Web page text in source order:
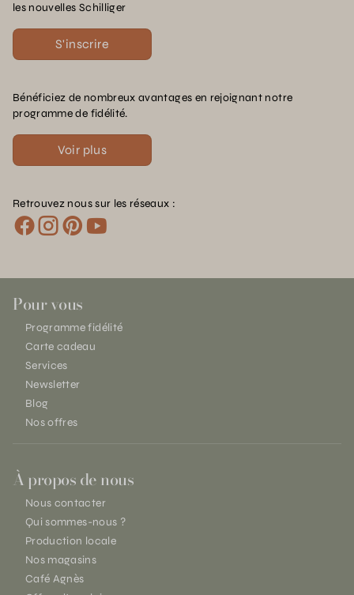
les nouvelles Schilliger
S'inscrire
Bénéficiez de nombreux avantages en rejoignant notre
programme de fidélité.
Voir plus
Retrouvez nous sur les réseaux :
Pour vous
Programme fidélité
Carte cadeau
Services
Newsletter
Blog
Nos offres
À propos de nous
Nous contacter
Qui sommes-nous ?
Production locale
Nos magasins
Café Agnès